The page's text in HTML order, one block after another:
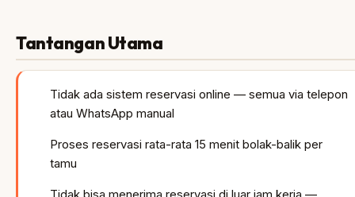
Tantangan Utama
Tidak ada sistem reservasi online — semua via telepon
atau WhatsApp manual
Proses reservasi rata-rata 15 menit bolak-balik per
tamu